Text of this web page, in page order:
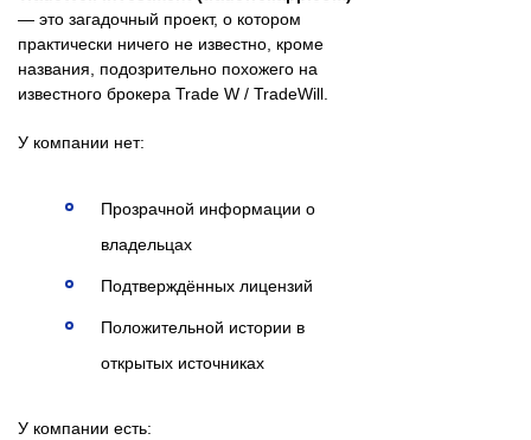
— это загадочный проект, о котором
практически ничего не известно, кроме
названия, подозрительно похожего на
известного брокера Trade W / TradeWill.
У компании нет:
Прозрачной информации о
владельцах
Подтверждённых лицензий
Положительной истории в
открытых источниках
У компании есть: